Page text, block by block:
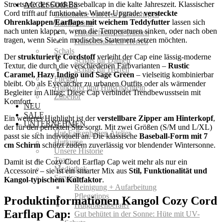
ACCESSOIRES
Gutscheine von Hut Falkenhagen
Handschuhe
Handschuhe für Damen
Handschuhe für Herren
Schals
Schals für Damen
Schals für Herren
Fliegen
Hutkoffer und Hutschachteln
Zubehör
NEU
SALE
UNTERNEHMEN
Hut Falkenhagen Atelier
Hutkurse
Unsere Historie
Team
Mediathek
Service
Reinigung + Aufarbeitung
Pflegetipps
Hutgrößenberater
Gut behütet in der Sonne: Hüte mit UV-
Streetstyle der Cord-Baseballcap in die kalte Jahreszeit. Klassischer
Cord trifft auf funktionales Winter-Upgrade:versteckte
Ohrenklappen/Earflaps mit weichem Teddyfutter lassen sich
nach unten klappen, wenn die Temperaturen sinken, oder nach oben
tragen, wenn Sie ein modisches Statement setzen möchten.
Derstrukturierte Cordstoffverleiht der Cap eine lässig-moderne
Textur, die durch die verschiedenen Farbvarianten – Rustic
Caramel, Hazy Indigo und Sage Green – vielseitig kombinierbar
bleibt. Ob als Eyecatcher zu urbanen Outfits oder als wärmender
Begleiter im Alltag: Diese Cap verbindet Trendbewusstsein mit
Komfort.
Ein weiteres Highlight ist derverstellbare Zipper am Hinterkopf,
der für den perfekten Sitz sorgt. Mit zwei Größen (S/M und L/XL)
passt sie sich individuell an. Die klassische Baseball-Form mit 7
cm Schirm schützt zudem zuverlässig vor blendender Wintersonne.
Damit ist die Cozy Cord Earflap Cap weit mehr als nur ein
Accessoire – sie ist ein smarter Mix aus Stil, Funktionalität und
Kangol-typischem Kultfaktor.
Produktinformationen Kangol Cozy Cord
Earflap Cap: